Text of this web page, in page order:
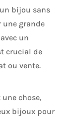
bijou sans
une grande
un
crucial de
ou vente.
chose,
bijoux pour